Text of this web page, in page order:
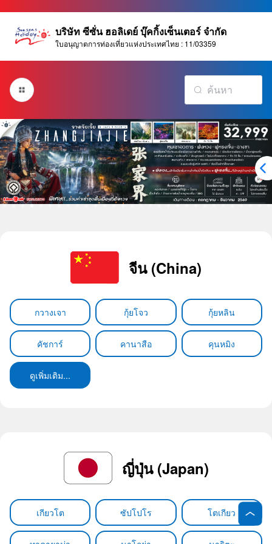
บริษัท ซีซั่น ฮอลิเดย์ บุ๊คกิ้งเซ็นเตอร์ จำกัด
ใบอนุญาตการท่องเที่ยวแห่งประเทศไทย : 11/03359
จีน (China)
กวางเจา กุ้ยโจว กุ้ยหลิน
คัชการ์ คานาสือ คุนหมิง
ดูเพิ่มเติม...
ญี่ปุ่น (Japan)
เกียวโต ซัปโปโร โตเกียว